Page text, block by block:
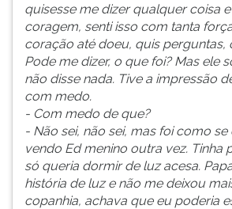
quisesse me dizer qualquer coisa
coragem, senti isso com tanta
coração até doeu, quis perguntas,
Pode me dizer, o que foi? Mas ele
não disse nada. Tive a impressão
com medo.
- Com medo de que?
- Não sei, não sei, mas foi como se
vendo Ed menino outra vez. Tinha
só queria dormir de luz acesa.
história de luz e não me deixou
copanhia, achava que eu poderia